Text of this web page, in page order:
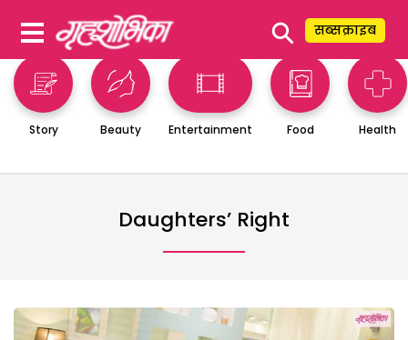
⚲ सब्सक्राइब
Story Beauty Entertainment Food Health
Daughters’ Right